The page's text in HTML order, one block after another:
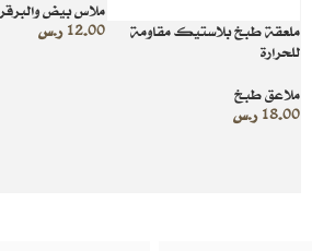
ملعقة طبخ بلاستيك مقاومة
للحرارة
ملاعق طبخ
18.00 ر.س
ملاس بيض والبرقر
12.00 ر.س